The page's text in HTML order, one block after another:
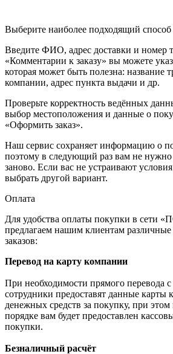
Выберите наиболее подходящий
Введите ФИО, адрес доставки и номер
«Комментарии к заказу» вы можете
которая может быть полезна: название
компании, адрес пункта выдачи и др.
Проверьте корректность ведённых
выбор местоположения и данные о
«Оформить заказ».
Наш сервис сохраняет информацию о
поэтому в следующий раз вам не нужно
заново. Если вас не устраивают
выбрать другой вариант.
Оплата
Для удобства оплаты покупки в
предлагаем нашим клиентам
заказов:
Перевод на карту компании
При необходимости прямого перевода
сотрудники предоставят данные карты
денежных средств за покупку, при этом
порядке вам будет предоставлен
покупки.
Безналичный расчёт